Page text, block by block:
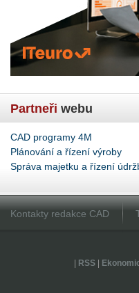
Partneři webu
CAD programy 4M
Plánování a řízení výroby
Správa majetku a řízení
Kontakty redakce CAD
RSS|